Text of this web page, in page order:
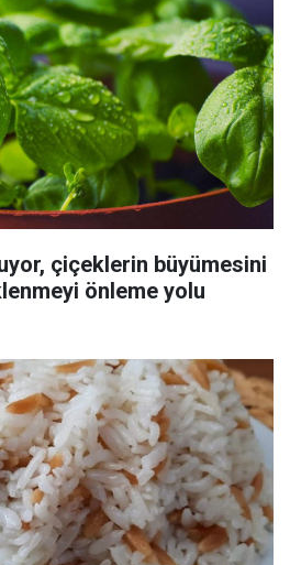
çiçeklerin büyümesini
önleme yolu